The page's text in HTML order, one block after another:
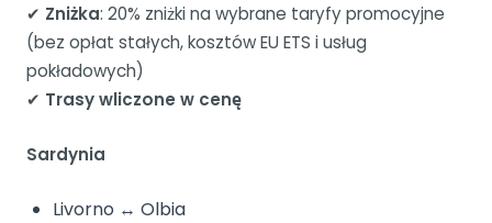
✔ Zniżka: 20% zniżki na wybrane taryfy promocyjne
(bez opłat stałych, kosztów EU ETS i usług
pokładowych)
✔ Trasy wliczone w cenę
Sardynia
Livorno ↔ Olbia